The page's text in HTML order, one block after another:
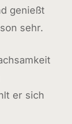
genießt
sehr.
er sich